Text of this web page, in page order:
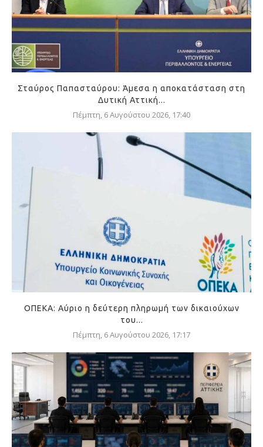
Σταύρος Παπασταύρου: Άμεσα η αποκατάσταση στη
Δυτική Αττική...
Πέμπτη, 6 Αυγούστου 2026, 17:40
ΟΠΕΚΑ: Αύριο η δεύτερη πληρωμή των δικαιούχων
του...
Πέμπτη, 6 Αυγούστου 2026, 17:17